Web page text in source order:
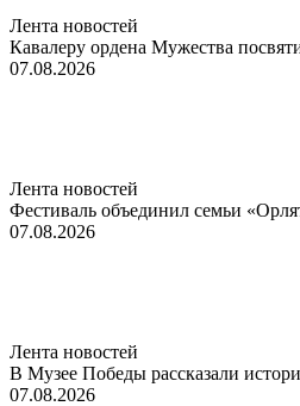
Лента новостей
Кавалеру ордена Мужества
07.08.2026
Лента новостей
Фестиваль объединил семьи
07.08.2026
Лента новостей
В Музее Победы рассказали
07.08.2026